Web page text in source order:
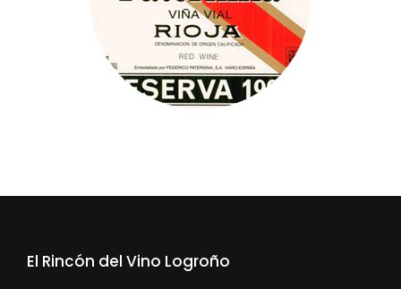
El Rincón del Vino Logroño